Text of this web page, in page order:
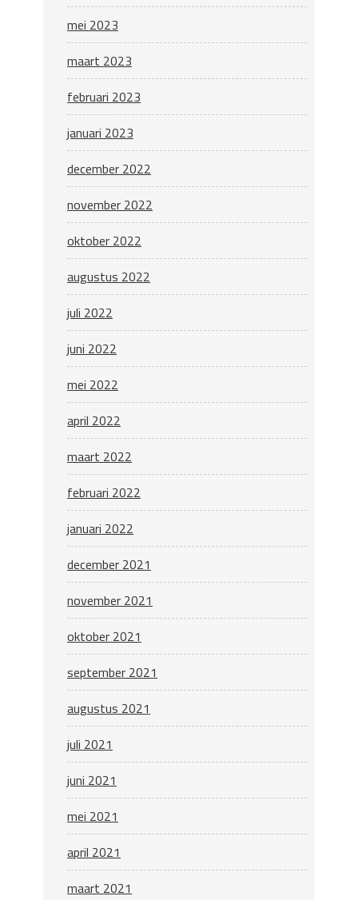
mei 2023
maart 2023
februari 2023
januari 2023
december 2022
november 2022
oktober 2022
augustus 2022
juli 2022
juni 2022
mei 2022
april 2022
maart 2022
februari 2022
januari 2022
december 2021
november 2021
oktober 2021
september 2021
augustus 2021
juli 2021
juni 2021
mei 2021
april 2021
maart 2021